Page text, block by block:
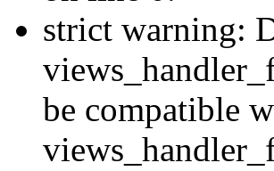
strict warning:
be compatible